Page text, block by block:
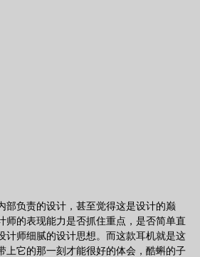
部负责的设计，甚至觉得这是设计的巅
师的表现能力是否抓住重点，是否简单直
计师细腻的设计思想。而这款耳机就是这
上它的那一刻才能很好的体会，酷蝌的子